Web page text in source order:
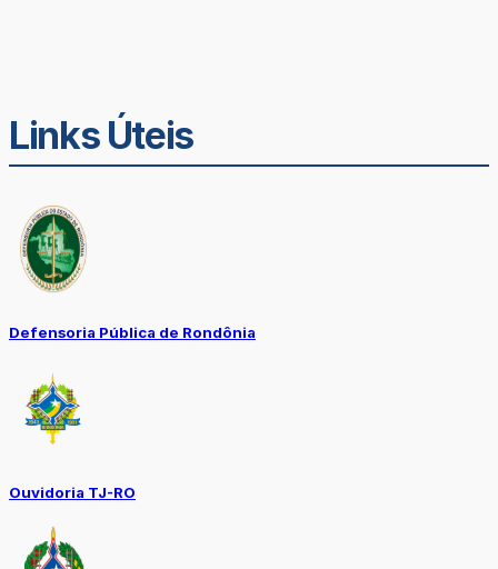
Links Úteis
Defensoria Pública de Rondônia
Ouvidoria TJ-RO